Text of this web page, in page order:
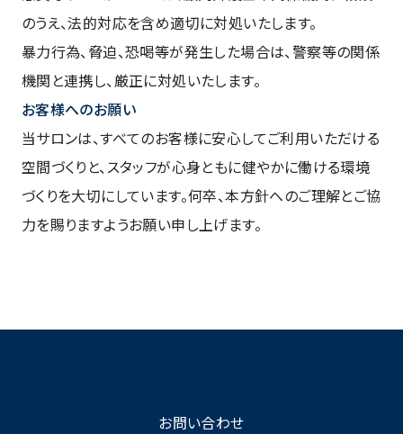
のうえ、法的対応を含め適切に対処いたします。
暴力行為、脅迫、恐喝等が発生した場合は、警察等の関係
機関と連携し、厳正に対処いたします。
お客様へのお願い
当サロンは、すべてのお客様に安心してご利用いただける
空間づくりと、スタッフが心身ともに健やかに働ける環境
づくりを大切にしています。何卒、本方針へのご理解とご協
力を賜りますようお願い申し上げます。
お問い合わせ